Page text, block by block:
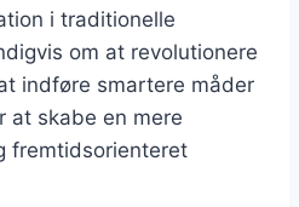
i traditionelle
om at revolutionere
indføre smartere måder
at skabe en mere
fremtidsorienteret